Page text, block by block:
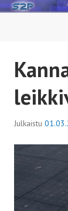
Siirry
Julkaistu